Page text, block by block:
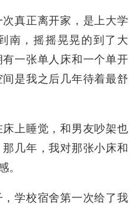
真正离开家，是上大学
南，摇摇晃晃的到了大
一张单人床和一个单开
是我之后几年待着最舒
上睡觉，和男友吵架也
几年，我对那张小床和
。
学校宿舍第一次给了我